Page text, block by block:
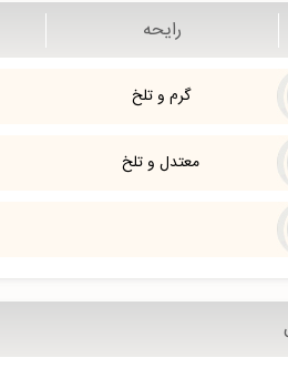
رایحه
گرم و تلخ
معتدل و تلخ